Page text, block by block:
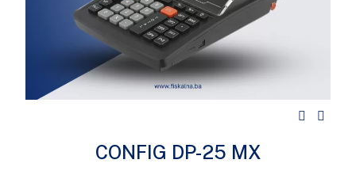
CONFIG DP-25 MX